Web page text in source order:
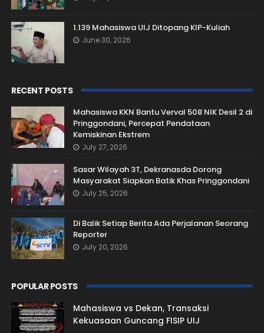
1.139 Mahasiswa UIJ Ditopang KIP-Kuliah
June 30, 2026
RECENT POSTS
Mahasiswa KKN Bantu Verval 508 NIK Desil 2 di
Pringgondani, Percepat Pendataan
Kemiskinan Ekstrem
July 27, 2026
Sasar Wilayah 3T, Dekranasda Dorong
Masyarakat Siapkan Batik Khas Pringgondani
July 25, 2026
Di Balik Setiap Berita Ada Perjalanan Seorang
Reporter
July 20, 2026
POPULAR POSTS
Mahasiswa vs Dekan, Transaksi
Kekuasaan Guncang FISIP UIJ